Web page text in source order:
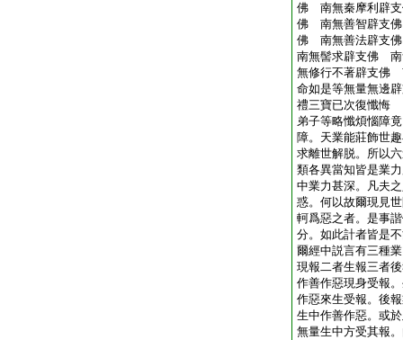
佛 南無秦摩利辟
佛 南無善智辟支
佛 南無善法辟支
南無髻求辟支佛
無修行不著辟支
命如是等無量無邊
禮三寶已次復懺悔
弟子等略懺煩惱障
障。天業能莊飾世
求離世解脱。所以
類各異當知皆是業
中業力甚深。凡夫
惑。何以故爾現見
軻爲惡之者。是事
分。如此計者皆是
爾經中説言有三種
現報二者生報三者
作善作惡現身受報
作惡來生受報。後
生中作善作惡。或
無量生中方受其報